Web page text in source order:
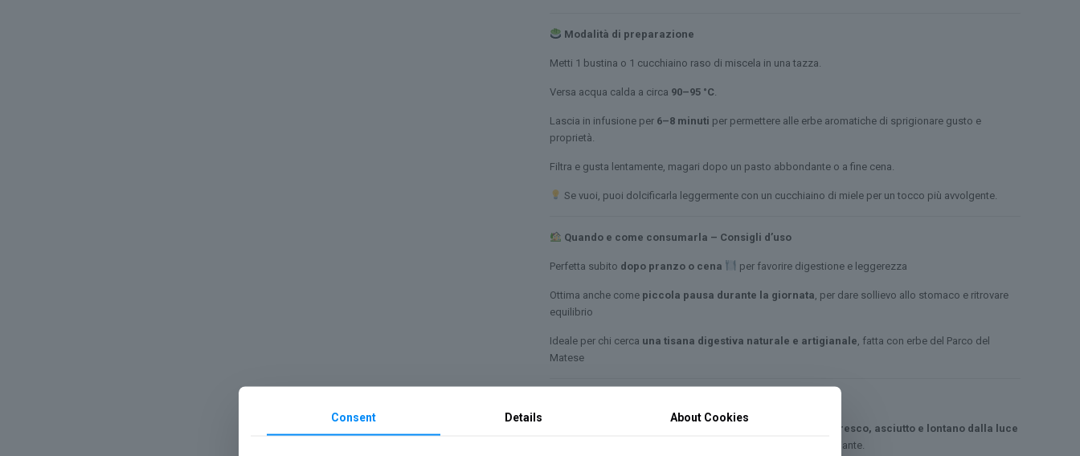
Modalità di preparazione
Metti 1 bustina o 1 cucchiaino raso di miscela in una tazza.
Versa acqua calda a circa 90–95 °C.
Lascia in infusione per 6–8 minuti per permettere alle erbe aromatiche di sprigionare gusto e
proprietà.
Filtra e gusta lentamente, magari dopo un pasto abbondante o a fine cena.
Se vuoi, puoi dolcificarla leggermente con un cucchiaino di miele per un tocco più avvolgente.
Quando e come consumarla – Consigli d’uso
Perfetta subito dopo pranzo o cena per favorire digestione e leggerezza
Ottima anche come piccola pausa durante la giornata, per dare sollievo allo stomaco e ritrovare
equilibrio
Ideale per chi cerca una tisana digestiva naturale e artigianale, fatta con erbe del Parco del
Matese
fresco, asciutto e lontano dalla luce
, al fine di mantenere intatti aroma e proprietà delle piante.
Consent Details About Cookies